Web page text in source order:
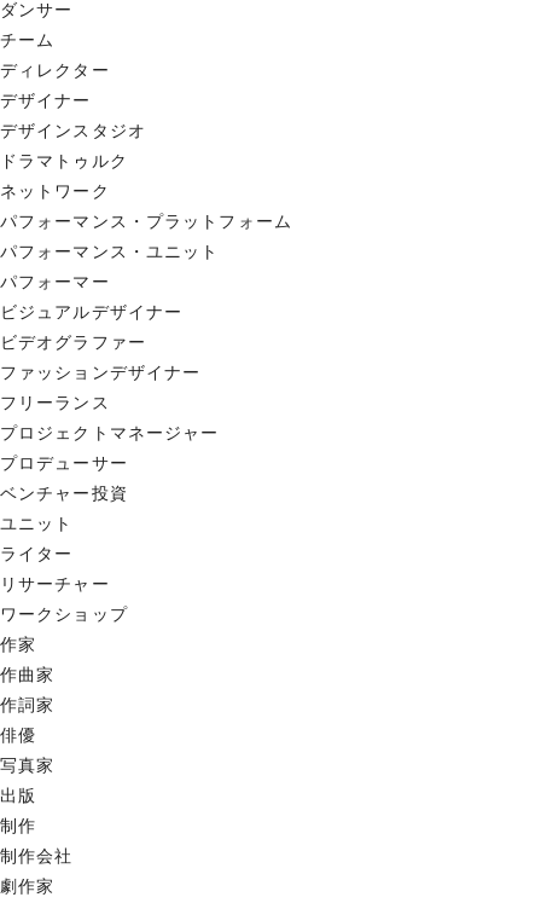
ダンサー
チーム
ディレクター
デザイナー
デザインスタジオ
ドラマトゥルク
ネットワーク
パフォーマンス・プラットフォーム
パフォーマンス・ユニット
パフォーマー
ビジュアルデザイナー
ビデオグラファー
ファッションデザイナー
フリーランス
プロジェクトマネージャー
プロデューサー
ベンチャー投資
ユニット
ライター
リサーチャー
ワークショップ
作家
作曲家
作詞家
俳優
写真家
出版
制作
制作会社
劇作家